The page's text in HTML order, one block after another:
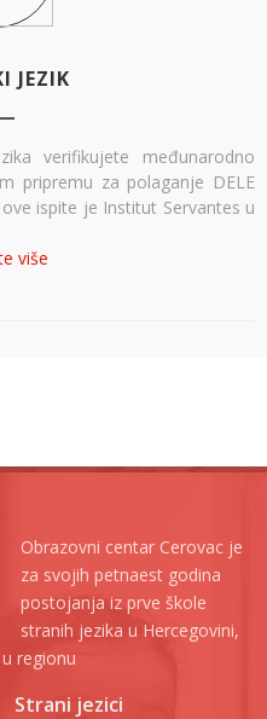
JEZIK
verifikujete međunarodno
pripremu za polaganje DELE
ispite je Institut Servantes u
više
Obrazovni centar Cerovac je
za svojih petnaest godina
postojanja iz prve škole
stranih jezika u Hercegovini,
regionu
Strani jezici